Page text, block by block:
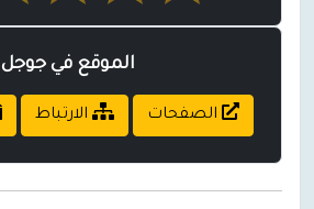
الموقع في جوجل
الصفحات الارتباط